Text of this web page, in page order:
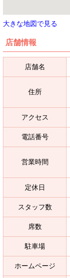
大きな地図で見る
店舗情報
店舗名
住所
アクセス
電話番号
営業時間
定休日
スタッフ数
席数
駐車場
ホームページ